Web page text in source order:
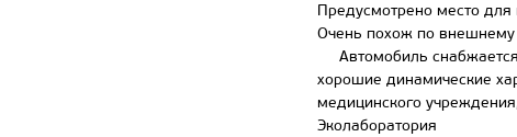
Предусмотрено место
Очень похож по
Автомобиль снабжается
хорошие динамические
медицинского
Эколаборатория